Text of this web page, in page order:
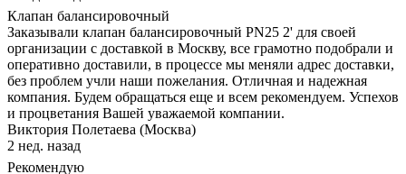
Клапан балансировочный
Заказывали клапан балансировочный PN25 2' для своей
организации с доставкой в Москву, все грамотно подобрали и
оперативно доставили, в процессе мы меняли адрес доставки,
без проблем учли наши пожелания. Отличная и надежная
компания. Будем обращаться еще и всем рекомендуем. Успехов
и процветания Вашей уважаемой компании.
Виктория Полетаева (Москва)
2 нед. назад
Рекомендую